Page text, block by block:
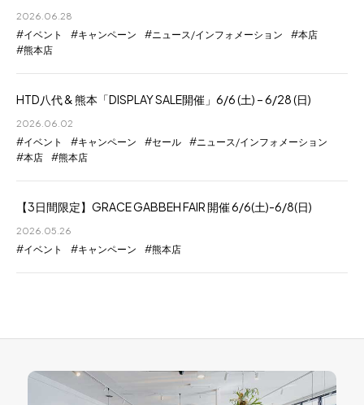
2026.06.28
イベント キャンペーン ニュース/インフォメーション
本店
熊本店
HTD八代 & 熊本「DISPLAY SALE開催」6/6 (土) – 6/28 (日)
2026.06.02
イベント キャンペーン セール
ニュース/インフォメーション
本店
熊本店
【3日間限定】GRACE GABBEH FAIR 開催 6/6(土)-6/8(日)
2026.05.26
イベント キャンペーン 熊本店